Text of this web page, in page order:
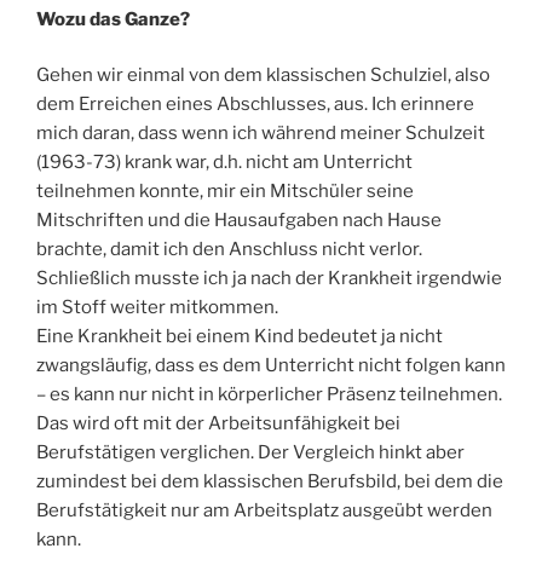
Wozu das Ganze?
Gehen wir einmal von dem klassischen Schulziel, also
dem Erreichen eines Abschlusses, aus. Ich erinnere
mich daran, dass wenn ich während meiner Schulzeit
(1963-73) krank war, d.h. nicht am Unterricht
teilnehmen konnte, mir ein Mitschüler seine
Mitschriften und die Hausaufgaben nach Hause
brachte, damit ich den Anschluss nicht verlor.
Schließlich musste ich ja nach der Krankheit irgendwie
im Stoff weiter mitkommen.
Eine Krankheit bei einem Kind bedeutet ja nicht
zwangsläufig, dass es dem Unterricht nicht folgen kann
– es kann nur nicht in körperlicher Präsenz teilnehmen.
Das wird oft mit der Arbeitsunfähigkeit bei
Berufstätigen verglichen. Der Vergleich hinkt aber
zumindest bei dem klassischen Berufsbild, bei dem die
Berufstätigkeit nur am Arbeitsplatz ausgeübt werden
kann.